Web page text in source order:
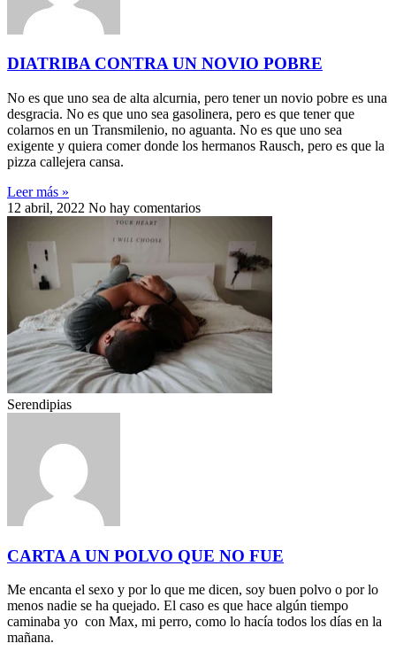
DIATRIBA CONTRA UN NOVIO POBRE
No es que uno sea de alta alcurnia, pero tener un novio pobre es una
desgracia. No es que uno sea gasolinera, pero es que tener que
colarnos en un Transmilenio, no aguanta. No es que uno sea
exigente y quiera comer donde los hermanos Rausch, pero es que la
pizza callejera cansa.
Leer más »
12 abril, 2022 No hay comentarios
Serendipias
CARTA A UN POLVO QUE NO FUE
Me encanta el sexo y por lo que me dicen, soy buen polvo o por lo
menos nadie se ha quejado. El caso es que hace algún tiempo
caminaba yo con Max, mi perro, como lo hacía todos los días en la
mañana.